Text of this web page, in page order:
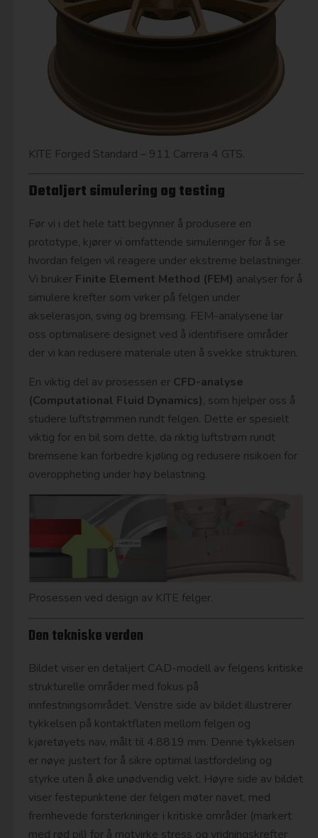
KITE Forged Standard – 911 Carrera 4 GTS.
Detaljert simulering og testing
Før vi i det hele tatt begynner å produsere en
prototype, kjører vi omfattende simuleringer for å se
hvordan felgen vil reagere under ekstreme belastninger.
Vi bruker Finite Element Method (FEM) analyser for å
simulere krefter som virker på felgen under
akselerasjon, sving og bremsing. FEM-analysene lar
oss optimalisere designet ved å identifisere områder
der vi kan redusere materiale uten å svekke strukturen.
En viktig del av prosessen er CFD-analyse
(Computational Fluid Dynamics), som hjelper oss å
studere luftstrømmen rundt felgen. Dette er spesielt
viktig for en bil som dette, da riktig luftstrøm rundt
bremsene kan forbedre kjøling og redusere risikoen for
overoppheting under høy belastning.
Prosessen ved design av KITE felger.
Den tekniske verden
Bildet viser en detaljert CAD-modell av felgens kritiske
strukturelle områder med fokus på
innfestningsområdet. Venstre side av bildet illustrerer
tykkelsen på kontaktflaten mellom felgen og
kjøretøyets nav, målt til 4.8819 mm. Denne tykkelsen
er nøye justert for å sikre optimal lastfordeling og
styrke uten å øke unødvendig vekt. Høyre side av bildet
viser festepunktene der felgen møter navet, med
fremhevede forsterkninger i kritiske områder (markert
med rød pil) for å motvirke stress og vridningskrefter